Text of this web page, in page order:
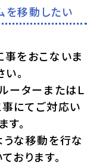
を移動したい
をおこないま
。
ーターまたはＬ
にてご対応い
。
な移動を行な
おります。